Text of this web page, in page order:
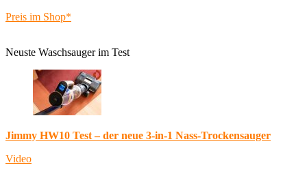
Preis im Shop*
Neuste Waschsauger im Test
Jimmy HW10 Test – der neue 3-in-1 Nass-Trockensauger
Video